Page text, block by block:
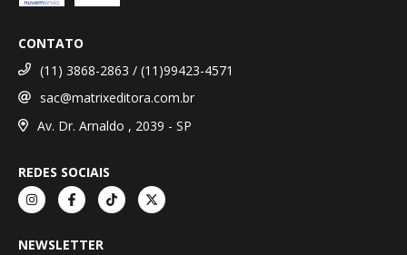
CONTATO
(11) 3868-2863 / (11)99423-4571
sac@matrixeditora.com.br
Av. Dr. Arnaldo , 2039 - SP
REDES SOCIAIS
NEWSLETTER